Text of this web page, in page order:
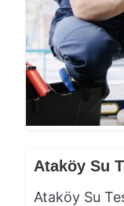
Ataköy Su
Ataköy Su